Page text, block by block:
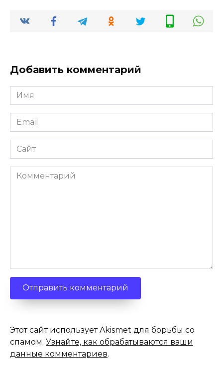
Добавить комментарий
Имя
*
Email
*
Сайт
Комментарий
Этот сайт использует Akismet для борьбы со
спамом. Узнайте, как обрабатываются ваши
данные комментариев.